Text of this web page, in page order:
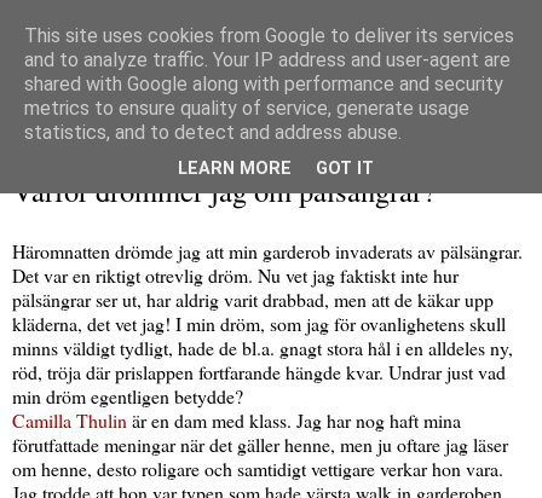
Varför drömmer jag om pälsängrar?
Häromnatten drömde jag att min garderob invaderats av pälsängrar.
Det var en riktigt otrevlig dröm. Nu vet jag faktiskt inte hur
pälsängrar ser ut, har aldrig varit drabbad, men att de käkar upp
kläderna, det vet jag! I min dröm, som jag för ovanlighetens skull
minns väldigt tydligt, hade de bl.a. gnagt stora hål i en alldeles ny,
röd, tröja där prislappen fortfarande hängde kvar. Undrar just vad
min dröm egentligen betydde?
Camilla Thulin är en dam med klass. Jag har nog haft mina
förutfattade meningar när det gäller henne, men ju oftare jag läser
om henne, desto roligare och samtidigt vettigare verkar hon vara.
Jag trodde att hon var typen som hade värsta walk in garderoben
This site uses cookies from Google to deliver its services
and to analyze traffic. Your IP address and user-agent are
shared with Google along with performance and security
metrics to ensure quality of service, generate usage
statistics, and to detect and address abuse.
LEARN MORE GOT IT